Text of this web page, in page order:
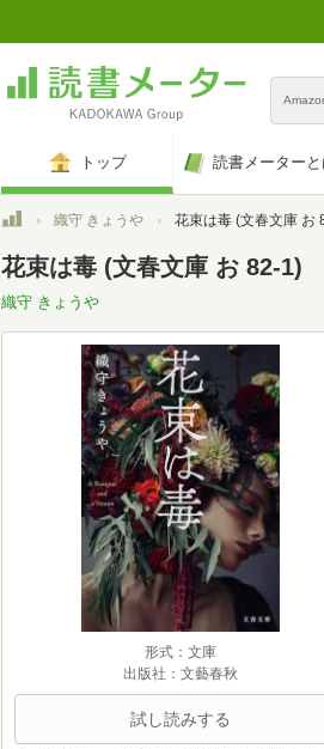
トップ 読書メーターと
トップ織守 きょうや 花束は毒 (文春文庫 お
花束は毒 (文春文庫 お 82-1)
織守 きょうや
形式：文庫
出版社：文藝春秋
試し読みする